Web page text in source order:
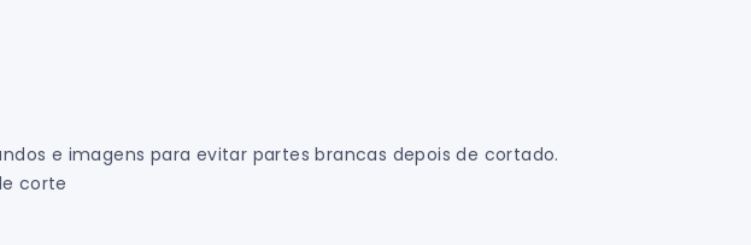
e imagens para evitar partes brancas depois de cortado.
corte